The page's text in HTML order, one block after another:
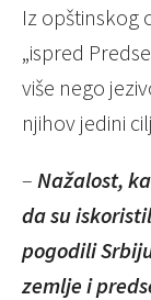
Iz opštinskog
„ispred
više nego
njihov jedini
– Nažalost,
dasu
pogodili
zemljei